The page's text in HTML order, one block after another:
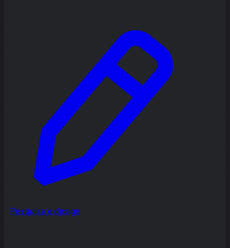
Pesquisa e design